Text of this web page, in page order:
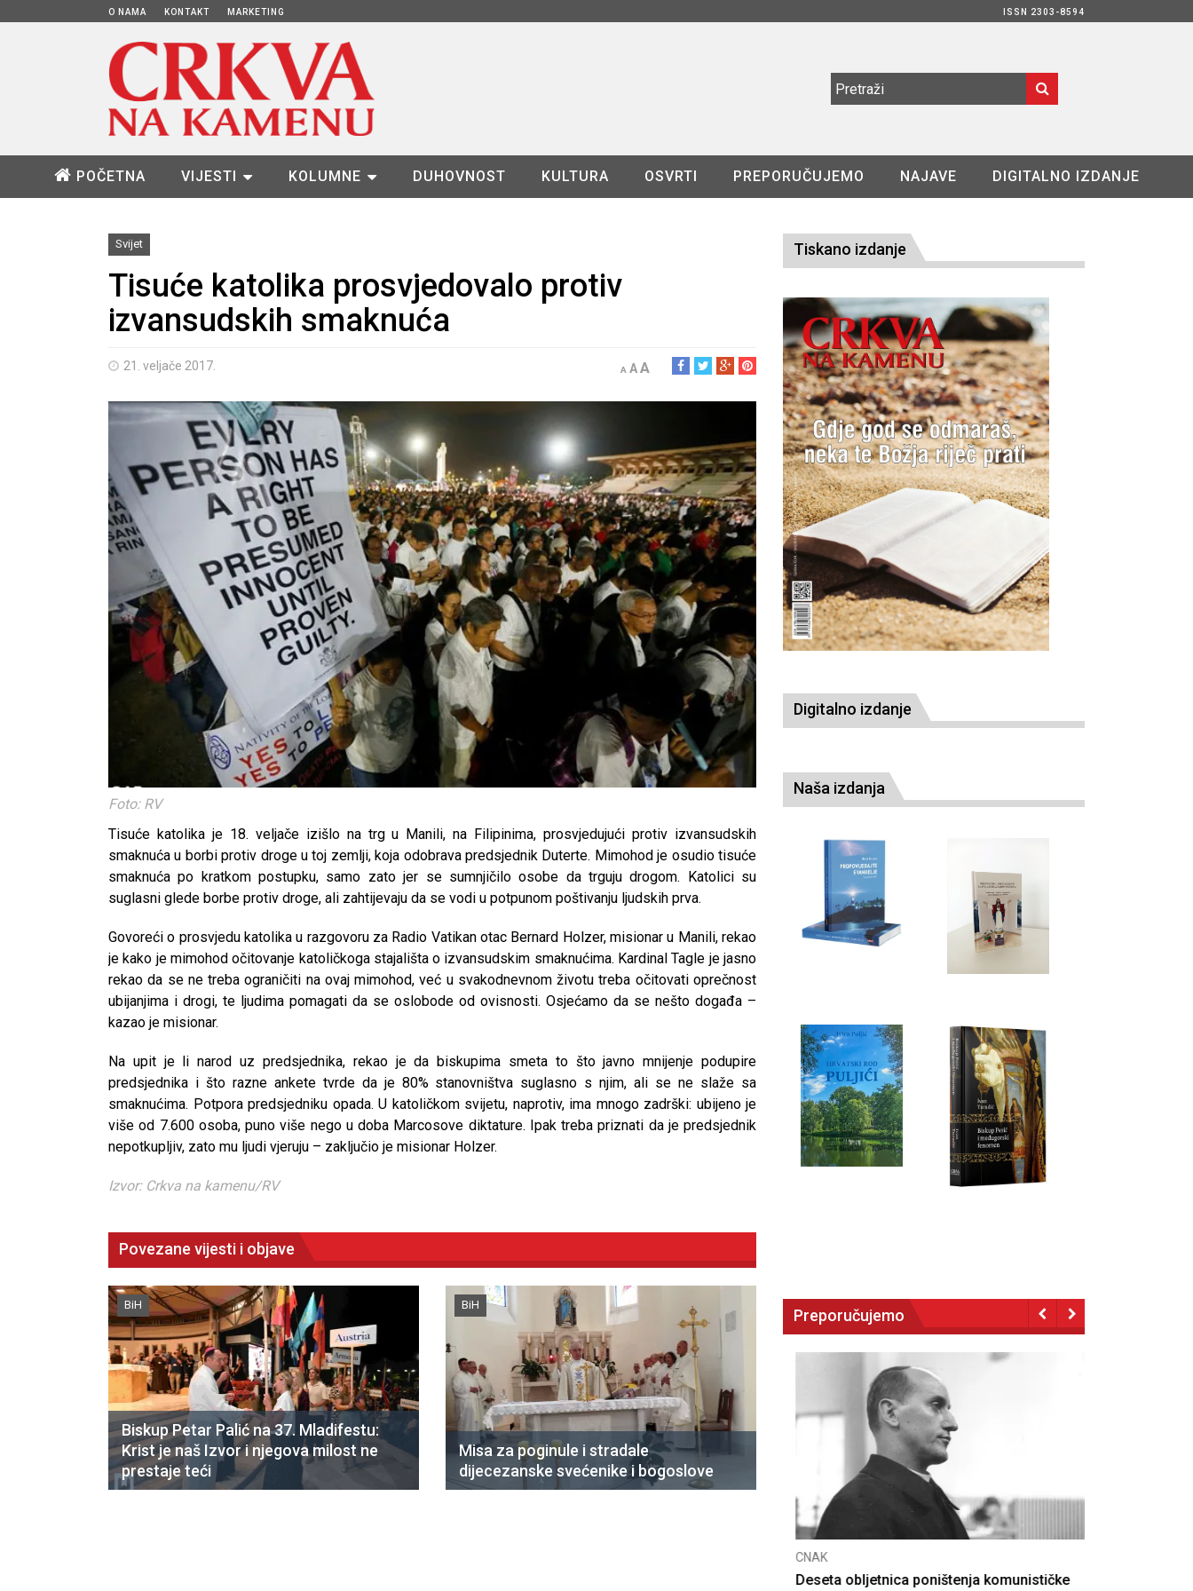
O NAMA KONTAKT MARKETING ISSN 2303-8594
POČETNA VIJESTI KOLUMNE DUHOVNOST KULTURA OSVRTI PREPORUČUJEMO NAJAVE DIGITALNO IZDANJE
Svijet
Tisuće katolika prosvjedovalo protiv
izvansudskih smaknuća
21. veljače 2017. A AA
Foto: RV
Tisuće katolika je 18. veljače izišlo na trg u Manili, na Filipinima, prosvjedujući protiv izvansudskih
smaknuća u borbi protiv droge u toj zemlji, koja odobrava predsjednik Duterte. Mimohod je osudio tisuće
smaknuća po kratkom postupku, samo zato jer se sumnjičilo osobe da trguju drogom. Katolici su
suglasni glede borbe protiv droge, ali zahtijevaju da se vodi u potpunom poštivanju ljudskih prva.
Govoreći o prosvjedu katolika u razgovoru za Radio Vatikan otac Bernard Holzer, misionar u Manili, rekao
je kako je mimohod očitovanje katoličkoga stajališta o izvansudskim smaknućima. Kardinal Tagle je jasno
rekao da se ne treba ograničiti na ovaj mimohod, već u svakodnevnom životu treba očitovati oprečnost
ubijanjima i drogi, te ljudima pomagati da se oslobode od ovisnosti. Osjećamo da se nešto događa –
kazao je misionar.
Na upit je li narod uz predsjednika, rekao je da biskupima smeta to što javno mnijenje podupire
predsjednika i što razne ankete tvrde da je 80% stanovništva suglasno s njim, ali se ne slaže sa
smaknućima. Potpora predsjedniku opada. U katoličkom svijetu, naprotiv, ima mnogo zadrški: ubijeno je
više od 7.600 osoba, puno više nego u doba Marcosove diktature. Ipak treba priznati da je predsjednik
nepotkupljiv, zato mu ljudi vjeruju – zaključio je misionar Holzer.
Izvor: Crkva na kamenu/RV
Povezane vijesti i objave
BiH
Biskup Petar Palić na 37. Mladifestu:
Krist je naš Izvor i njegova milost ne
prestaje teći
BiH
Misa za poginule i stradale
dijecezanske svećenike i bogoslove
Tiskano izdanje
Digitalno izdanje
Naša izdanja
Preporučujemo
CNAK
Deseta obljetnica poništenja komunističke